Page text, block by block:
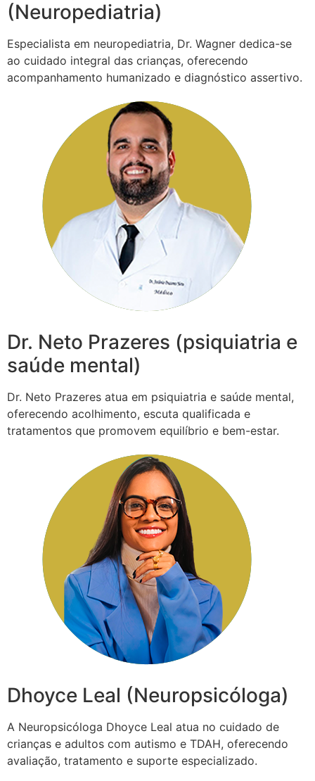
(Neuropediatria)
Especialista em neuropediatria, Dr. Wagner dedica-se
ao cuidado integral das crianças, oferecendo
acompanhamento humanizado e diagnóstico assertivo.
Dr. Neto Prazeres (psiquiatria e
saúde mental)
Dr. Neto Prazeres atua em psiquiatria e saúde mental,
oferecendo acolhimento, escuta qualificada e
tratamentos que promovem equilíbrio e bem-estar.
Dhoyce Leal (Neuropsicóloga)
A Neuropsicóloga Dhoyce Leal atua no cuidado de
crianças e adultos com autismo e TDAH, oferecendo
avaliação, tratamento e suporte especializado.